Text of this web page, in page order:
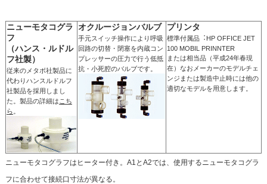
ニューモタコグラ
フ
（ハンス・ルドル
フ社製）
従来のメタボ社製品に
代わりハンスルドルフ
社製品を採⽤しまし
た。製品の詳細は こち
ら
オクルージョンバルブ
⼿元スイッチ操作により呼吸
回路の切替・閉塞を内蔵コン
プレッサーの圧⼒で⾏う低抵
抗・⼩死腔のバルブです。
プリンタ
標準付属品︓HP OFFICE JET
100 MOBIL PRINNTER
または相当品（平成24年春現
在）なおメーカーのモデルチェ
ンジまたは製造中⽌時には他の
適切なモデルを⽤意します。
ニューモタコグラフはヒーター付き。A1とA2では、使⽤するニューモタコグラ
フに合わせて接続⼝寸法が異なる。